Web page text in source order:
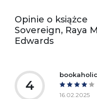
Ostrzeżenia oraz
informacje dotyczące
Opinie o książce
Sovereign, Raya
Edwards
4
16.02.2025